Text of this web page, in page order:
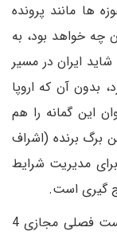
ها مانند پرونده
چه خواهد بود، به
ایران در مسیر
بدون آن که اروپا
این گمانه را هم
برگ برنده (اشراف
مدیریت شرایط
گیری است.
اتفاقا در این راستا تروئیکای اروپایی در نشست فصلی مجازی 4